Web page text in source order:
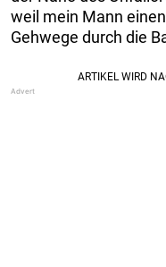
weil mein Mann
Gehwege durch die